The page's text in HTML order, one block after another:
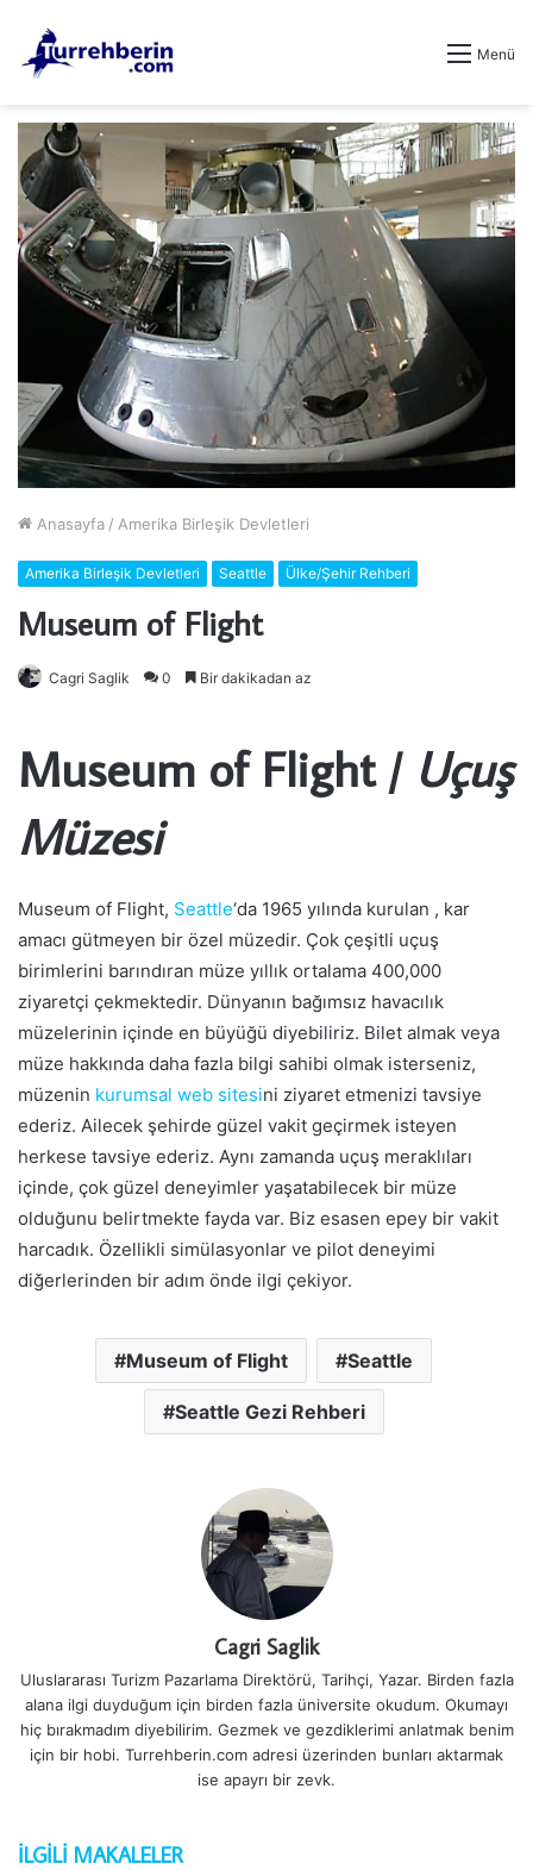
Menü
Anasayfa / Amerika Birleşik Devletleri
Amerika Birleşik Devletleri Seattle Ülke/Şehir Rehberi
Museum of Flight
Cagri Saglik 0 Bir dakikadan az
Museum of Flight/ Uçuş
Müzesi
Museum of Flight, Seattle‘da 1965 yılında kurulan , kar
amacı gütmeyen bir özel müzedir. Çok çeşitli uçuş
birimlerini barındıran müze yıllık ortalama 400,000
ziyaretçi çekmektedir. Dünyanın bağımsız havacılık
müzelerinin içinde en büyüğü diyebiliriz. Bilet almak veya
müze hakkında daha fazla bilgi sahibi olmak isterseniz,
müzenin kurumsal web sitesini ziyaret etmenizi tavsiye
ederiz. Ailecek şehirde güzel vakit geçirmek isteyen
herkese tavsiye ederiz. Aynı zamanda uçuş meraklıları
içinde, çok güzel deneyimler yaşatabilecek bir müze
olduğunu belirtmekte fayda var. Biz esasen epey bir vakit
harcadık. Özellikli simülasyonlar ve pilot deneyimi
diğerlerinden bir adım önde ilgi çekiyor.
Museum of Flight Seattle
Seattle Gezi Rehberi
Cagri Saglik
Uluslararası Turizm Pazarlama Direktörü, Tarihçi, Yazar. Birden fazla
alana ilgi duyduğum için birden fazla üniversite okudum. Okumayı
hiç bırakmadım diyebilirim. Gezmek ve gezdiklerimi anlatmak benim
için bir hobi. Turrehberin.com adresi üzerinden bunları aktarmak
ise apayrı bir zevk.
İLGILI MAKALELER